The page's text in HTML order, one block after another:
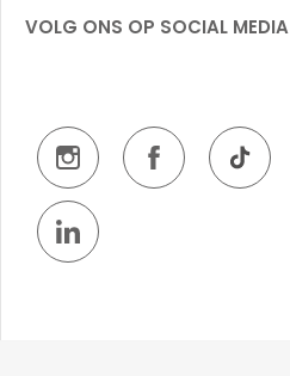
VOLG ONS OP SOCIAL MEDIA